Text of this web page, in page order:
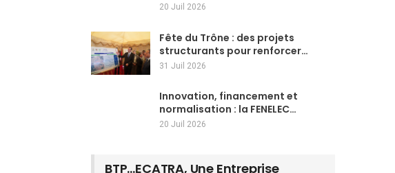
20 Juil 2026
Fête du Trône : des projets
structurants pour renforcer…
31 Juil 2026
Innovation, financement et
normalisation : la FENELEC…
20 Juil 2026
BTP…ECATRA, Une Entreprise